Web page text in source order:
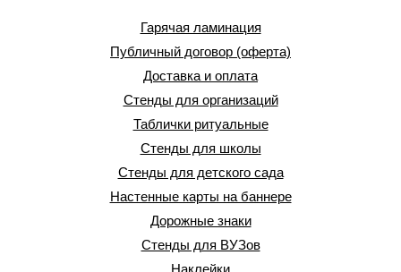
Гарячая ламинация
Публичный договор (оферта)
Доставка и оплата
Стенды для организаций
Таблички ритуальные
Стенды для школы
Стенды для детского сада
Настенные карты на баннере
Дорожные знаки
Стенды для ВУЗов